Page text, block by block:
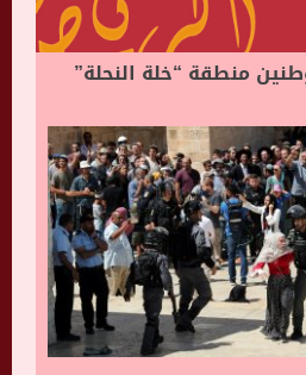
منطقة “خلة النحلة”